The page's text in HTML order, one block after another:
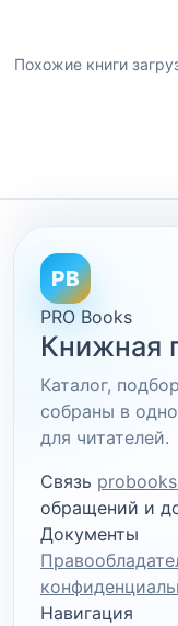
Похожие книги
PB
PRO Books
Книжная
Каталог,
собраны в
для читателей.
Связь
обращений и
Документы
Навигация